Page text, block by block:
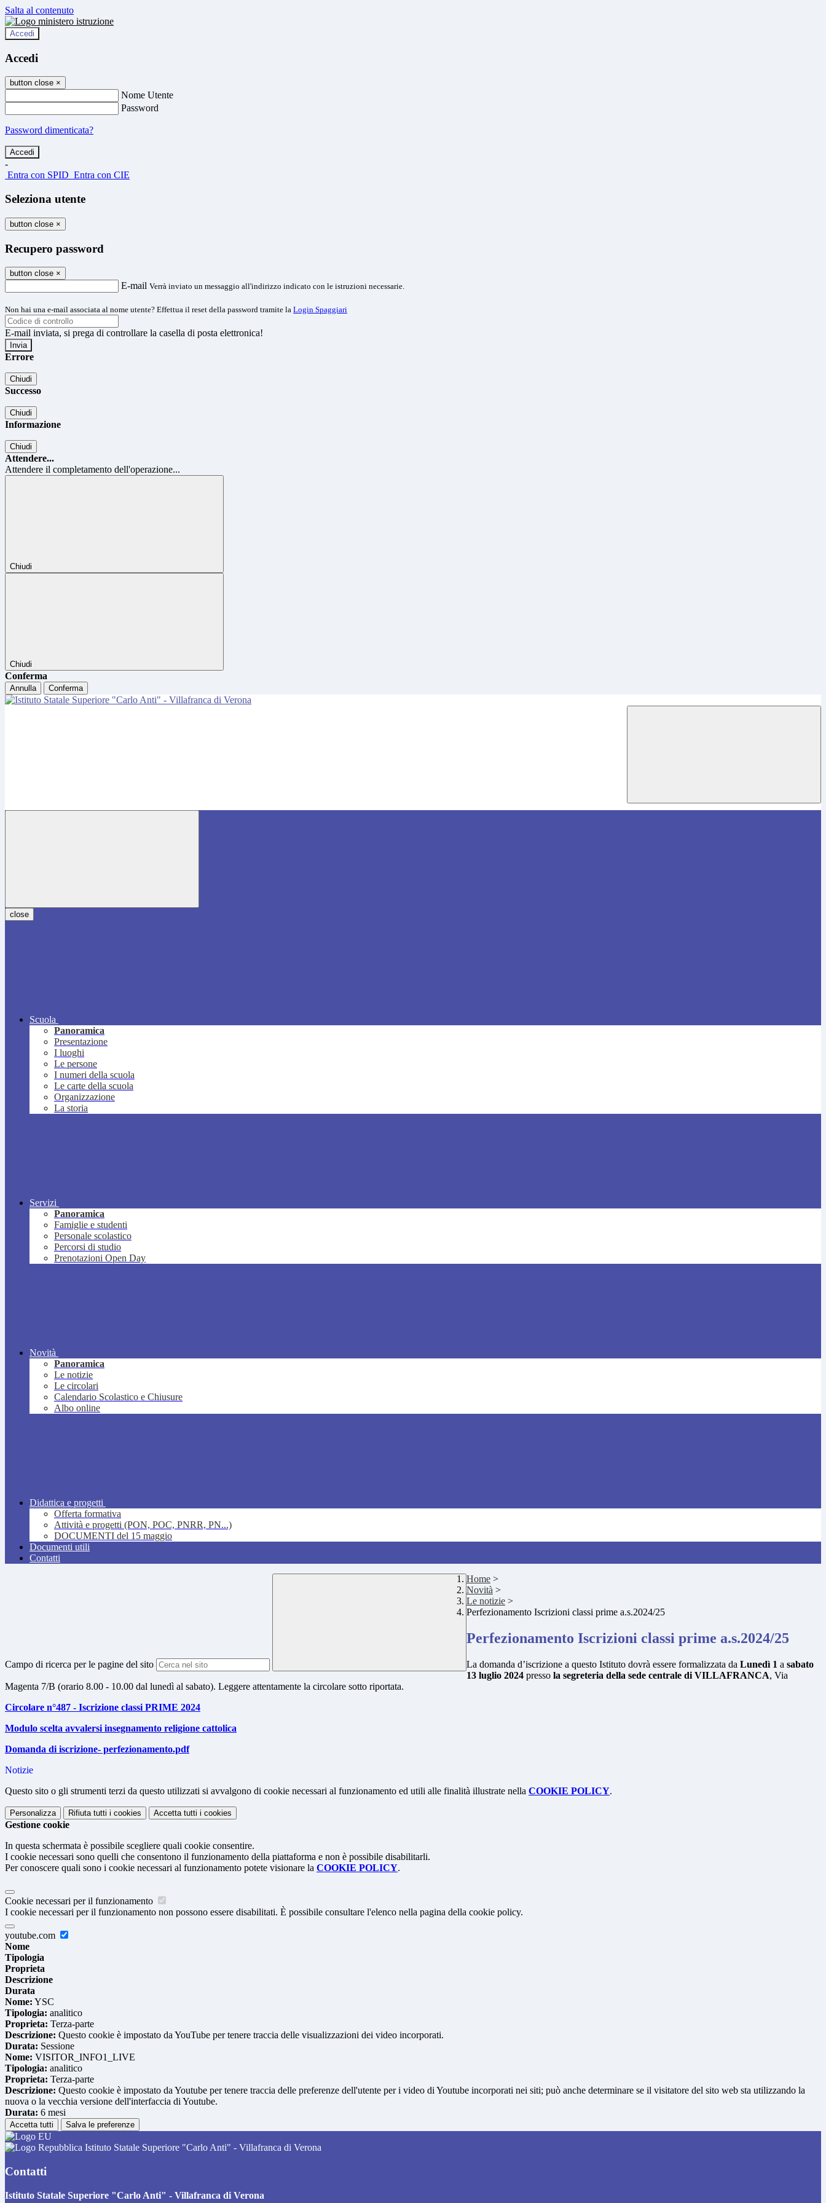
Salta al contenuto
Accedi
Accedi
button close ×
Nome Utente
Password
Password dimenticata?
-
Entra con SPID Entra con CIE
Seleziona utente
button close ×
Recupero password
button close ×
E-mail Verrà inviato un messaggio all'indirizzo indicato con le istruzioni necessarie.
Non hai una e-mail associata al nome utente? Effettua il reset della password tramite la Login Spaggiari
E-mail inviata, si prega di controllare la casella di posta elettronica!
Errore
Chiudi
Successo
Chiudi
Informazione
Chiudi
Attendere...
Attendere il completamento dell'operazione...
Chiudi
Chiudi
Conferma
Annulla Conferma
close
Scuola
Panoramica
Presentazione
I luoghi
Le persone
I numeri della scuola
Le carte della scuola
Organizzazione
La storia
Servizi
Panoramica
Famiglie e studenti
Personale scolastico
Percorsi di studio
Prenotazioni Open Day
Novità
Panoramica
Le notizie
Le circolari
Calendario Scolastico e Chiusure
Albo online
Didattica e progetti
Offerta formativa
Attività e progetti (PON, POC, PNRR, PN...)
DOCUMENTI del 15 maggio
Documenti utili
Contatti
Campo di ricerca per le pagine del sito
Home >
Novità >
Le notizie >
Perfezionamento Iscrizioni classi prime a.s.2024/25
Perfezionamento Iscrizioni classi prime a.s.2024/25
La domanda d’iscrizione a questo Istituto dovrà essere formalizzata da Lunedì 1 a sabato
13 luglio 2024 presso la segreteria della sede centrale di VILLAFRANCA, Via
Magenta 7/B (orario 8.00 - 10.00 dal lunedì al sabato). Leggere attentamente la circolare sotto riportata.
Circolare n°487 - Iscrizione classi PRIME 2024
Modulo scelta avvalersi insegnamento religione cattolica
Domanda di iscrizione- perfezionamento.pdf
Notizie
Questo sito o gli strumenti terzi da questo utilizzati si avvalgono di cookie necessari al funzionamento ed utili alle finalità illustrate nella COOKIE POLICY.
Personalizza Rifiuta tutti i cookies Accetta tutti i cookies
Gestione cookie
In questa schermata è possibile scegliere quali cookie consentire.
I cookie necessari sono quelli che consentono il funzionamento della piattaforma e non è possibile disabilitarli.
Per conoscere quali sono i cookie necessari al funzionamento potete visionare la COOKIE POLICY.
Cookie necessari per il funzionamento
I cookie necessari per il funzionamento non possono essere disabilitati. È possibile consultare l'elenco nella pagina della cookie policy.
youtube.com
Nome
Tipologia
Proprieta
Descrizione
Durata
Nome: YSC
Tipologia: analitico
Proprieta: Terza-parte
Descrizione: Questo cookie è impostato da YouTube per tenere traccia delle visualizzazioni dei video incorporati.
Durata: Sessione
Nome: VISITOR_INFO1_LIVE
Tipologia: analitico
Proprieta: Terza-parte
Descrizione: Questo cookie è impostato da Youtube per tenere traccia delle preferenze dell'utente per i video di Youtube incorporati nei siti; può anche determinare se il visitatore del sito web sta utilizzando la
nuova o la vecchia versione dell'interfaccia di Youtube.
Durata: 6 mesi
Accetta tutti Salva le preferenze
Istituto Statale Superiore "Carlo Anti" - Villafranca di Verona
Contatti
Istituto Statale Superiore "Carlo Anti" - Villafranca di Verona